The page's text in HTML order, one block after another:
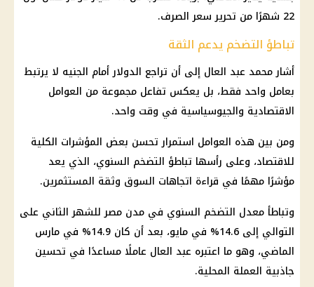
22 شهرًا من تحرير
سعر الصرف.
تباطؤ التضخم يدعم الثقة
أشار محمد عبد العال إلى أن تراجع الدولار أمام الجنيه لا يرتبط
بعامل واحد فقط، بل يعكس تفاعل مجموعة من العوامل
الاقتصادية والجيوسياسية في وقت واحد.
ومن بين هذه العوامل استمرار تحسن بعض المؤشرات الكلية
للاقتصاد، وعلى رأسها تباطؤ التضخم السنوي، الذي يعد
مؤشرًا مهمًا في قراءة اتجاهات السوق وثقة المستثمرين.
وتباطأ معدل التضخم السنوي في مدن مصرللشهر الثاني على
التوالي إلى 14.6% في مايو، بعد أن كان 14.9% في مارس
الماضي، وهو ما اعتبره عبد العال عاملًا مساعدًا في تحسين
جاذبية العملة المحلية.